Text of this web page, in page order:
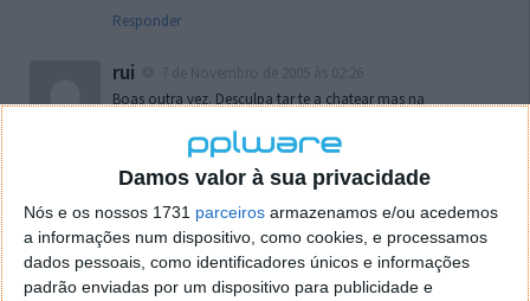
Damos valor à sua privacidade
Nós e os nossos 1731 parceiros armazenamos e/ou acedemos
a informações num dispositivo, como cookies, e processamos
dados pessoais, como identificadores únicos e informações
padrão enviadas por um dispositivo para publicidade e
Responder
rui
Boas outra vez. Desculpa tar te a chatear mas na
o firefox como browser predefenido
de control tudo e nada. Tou a comecar a desesperar, ate ja
tentei apagar o explorer na tentativa de forçar o uso do
firefox mas em vao. Kaso te lembres de outra dica fico
agradecido, caso contrario obrigado a mesma
Responder